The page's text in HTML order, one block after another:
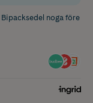
Bipacksedel noga före